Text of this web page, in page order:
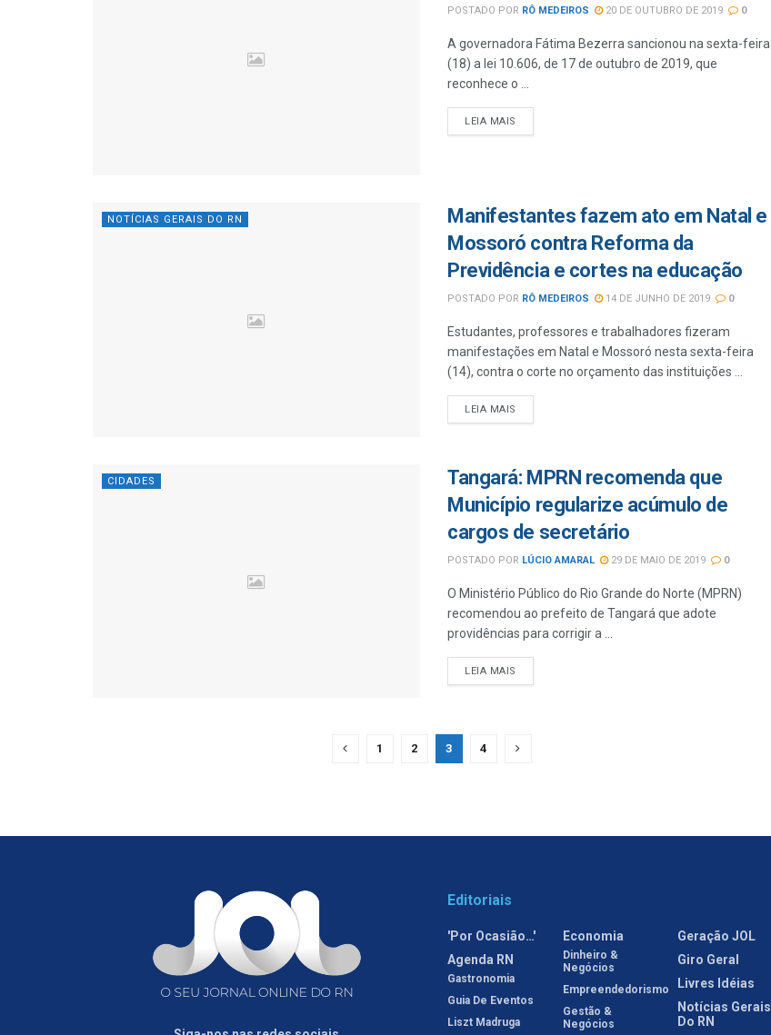
POSTADO POR RÔ MEDEIROS 20 DE OUTUBRO DE 2019 0
A governadora Fátima Bezerra sancionou na sexta-feira
(18) a lei 10.606, de 17 de outubro de 2019, que
reconhece o ...
LEIA MAIS
NOTÍCIAS GERAIS DO RN
Manifestantes fazem ato em Natal e
Mossoró contra Reforma da
Previdência e cortes na educação
POSTADO POR RÔ MEDEIROS 14 DE JUNHO DE 2019 0
Estudantes, professores e trabalhadores fizeram
manifestações em Natal e Mossoró nesta sexta-feira
(14), contra o corte no orçamento das instituições ...
LEIA MAIS
CIDADES
Tangará: MPRN recomenda que
Município regularize acúmulo de
cargos de secretário
POSTADO POR LÚCIO AMARAL 29 DE MAIO DE 2019 0
O Ministério Público do Rio Grande do Norte (MPRN)
recomendou ao prefeito de Tangará que adote
providências para corrigir a ...
LEIA MAIS
1 2 3 4
Editoriais
'Por Ocasião…'
Agenda RN
Gastronomia
Guia De Eventos
Liszt Madruga
Economia
Dinheiro &
Negócios
Empreendedorismo
Gestão &
Negócios
Geração JOL
Giro Geral
Livres Idéias
Notícias Gerais
Do RN